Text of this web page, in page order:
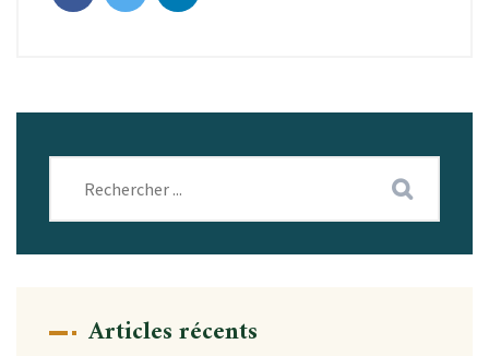
Articles récents